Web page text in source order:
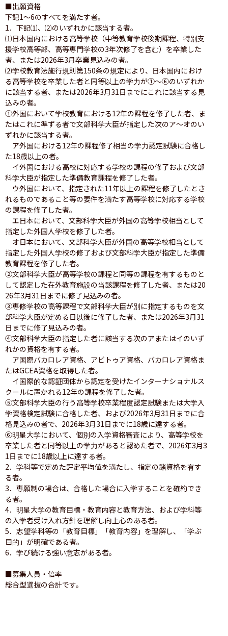
■出願資格
下記1〜6のすべてを満たす者。
1．下記⑴、⑵のいずれかに該当する者。
⑴日本国内における高等学校（中等教育学校後期課程、特別支
援学校高等部、高等専門学校の3年次修了を含む）を卒業した
者、または2026年3月卒業見込みの者。
⑵学校教育法施行規則第150条の規定により、日本国内におけ
る高等学校を卒業した者と同等以上の学力が①〜⑥のいずれか
に該当する者、または2026年3月31日までにこれに該当する見
込みの者。
①外国において学校教育における12年の課程を修了した者、ま
たはこれに準ずる者で文部科学大臣が指定した次のア〜オのい
ずれかに該当する者。
ア外国における12年の課程修了相当の学力認定試験に合格し
た18歳以上の者。
イ外国における高校に対応する学校の課程の修了および文部
科学大臣が指定した準備教育課程を修了した者。
ウ外国において、指定された11年以上の課程を修了したとさ
れるものであること等の要件を満たす高等学校に対応する学校
の課程を修了した者。
エ日本において、文部科学大臣が外国の高等学校相当として
指定した外国人学校を修了した者。
オ日本において、文部科学大臣が外国の高等学校相当として
指定した外国人学校の修了および文部科学大臣が指定した準備
教育課程を修了した者。
②文部科学大臣が高等学校の課程と同等の課程を有するものと
して認定した在外教育施設の当該課程を修了した者、または20
26年3月31日までに修了見込みの者。
③専修学校の高等課程で文部科学大臣が別に指定するものを文
部科学大臣が定める日以後に修了した者、または2026年3月31
日までに修了見込みの者。
④文部科学大臣の指定した者に該当する次のアまたはイのいず
れかの資格を有する者。
ア国際バカロレア資格、アビトゥア資格、バカロレア資格ま
たはGCEA資格を取得した者。
イ国際的な認証団体から認定を受けたインターナショナルス
クールに置かれる12年の課程を修了した者。
⑤文部科学大臣の行う高等学校卒業程度認定試験または大学入
学資格検定試験に合格した者、および2026年3月31日までに合
格見込みの者で、2026年3月31日までに18歳に達する者。
⑥明星大学において、個別の入学資格審査により、高等学校を
卒業した者と同等以上の学力があると認めた者で、2026年3月3
1日までに18歳以上に達する者。
2．学科等で定めた評定平均値を満たし、指定の諸資格を有す
る者。
3．専願制の場合は、合格した場合に入学することを確約でき
る者。
4．明星大学の教育目標・教育内容と教育方法、および学科等
の入学者受け入れ方針を理解し向上心のある者。
5．志望学科等の「教育目標」「教育内容」を理解し、「学ぶ
目的」が明確である者。
6．学び続ける強い意志がある者。
■募集人員・倍率
総合型選抜の合計です。